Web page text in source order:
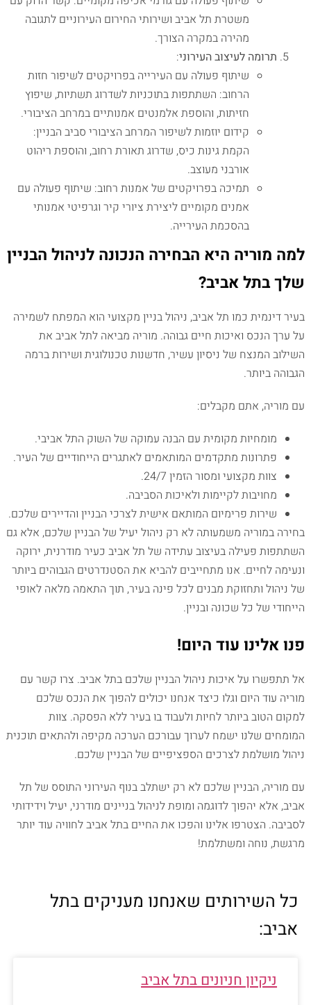
משטרת תל אביב ושירותי החירום העירוניים לתגובה
מהירה במקרה הצורך.
תרומה לעיצוב העירוני:
שיתוף פעולה עם העירייה בפרויקטים לשיפור חזות
הרחוב: השתתפות בתוכניות לשדרוג תשתיות, שיפוץ
חזיתות, והוספת אלמנטים אמנותיים במרחב הציבורי.
קידום יוזמות לשיפור המרחב הציבורי סביב הבניין:
הקמת גינות כיס, שדרוג תאורת רחוב, והוספת ריהוט
אורבני מעוצב.
תמיכה בפרויקטים של אמנות רחוב: שיתוף פעולה עם
אמנים מקומיים ליצירת ציורי קיר וגרפיטי אמנותי
בהסכמת העירייה.
למה מוריה היא הבחירה הנכונה לניהול הבניין
שלך בתל אביב?
בעיר דינמית כמו תל אביב, ניהול בניין מקצועי הוא המפתח לשמירה
על ערך הנכס ואיכות חיים גבוהה. מוריה מביאה לתל אביב את
השילוב המנצח של ניסיון עשיר, חדשנות טכנולוגית ושירות ברמה
הגבוהה ביותר.
עם מוריה, אתם מקבלים:
מומחיות מקומית עם הבנה עמוקה של השוק התל אביבי.
פתרונות מתקדמים המותאמים לאתגרים הייחודיים של העיר.
צוות מקצועי ומסור הזמין 24/7.
מחויבות לקיימות ולאיכות הסביבה.
שירות פרימיום המותאם אישית לצרכי הבניין והדיירים שלכם.
בחירה במוריה משמעותה לא רק ניהול יעיל של הבניין שלכם, אלא גם
השתתפות פעילה בעיצוב עתידה של תל אביב כעיר מודרנית, ירוקה
ונעימה לחיים. אנו מתחייבים להביא את הסטנדרטים הגבוהים ביותר
של ניהול ותחזוקת מבנים לכל פינה בעיר, תוך התאמה מלאה לאופי
הייחודי של כל שכונה ובניין.
פנו אלינו עוד היום!
אל תתפשרו על איכות ניהול הבניין שלכם בתל אביב. צרו קשר עם
מוריה עוד היום וגלו כיצד אנחנו יכולים להפוך את הנכס שלכם
למקום הטוב ביותר לחיות ולעבוד בו בעיר ללא הפסקה. צוות
המומחים שלנו ישמח לערוך עבורכם הערכה מקיפה ולהתאים תוכנית
ניהול מושלמת לצרכים הספציפיים של הבניין שלכם.
עם מוריה, הבניין שלכם לא רק ישתלב בנוף העירוני התוסס של תל
אביב, אלא יהפוך לדוגמה ומופת לניהול בניינים מודרני, יעיל וידידותי
לסביבה. הצטרפו אלינו והפכו את החיים בתל אביב לחוויה עוד יותר
מרגשת, נוחה ומשתלמת!
כל השירותים שאנחנו מעניקים בתל
אביב:
ניקיון חניונים בתל אביב